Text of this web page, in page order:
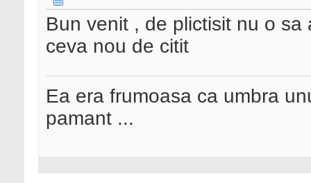
Bun venit , de plictisit nu o
ceva nou de citit
Ea era frumoasa ca umbra
pamant ...